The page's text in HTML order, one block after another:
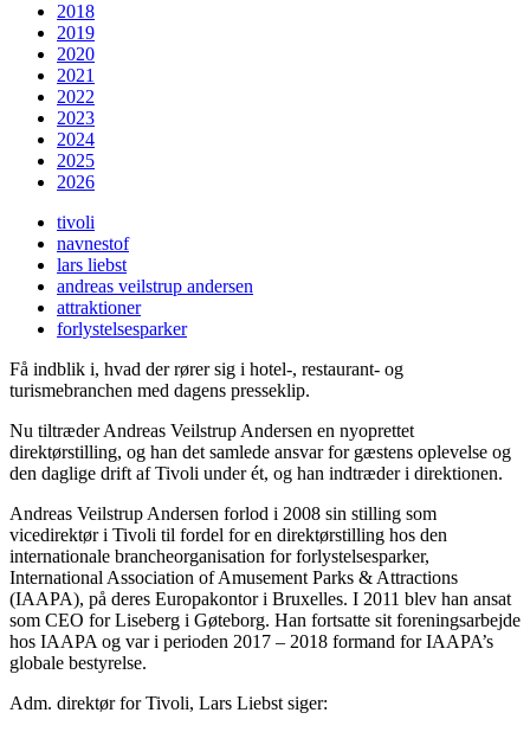
2018
2019
2020
2021
2022
2023
2024
2025
2026
tivoli
navnestof
lars liebst
andreas veilstrup andersen
attraktioner
forlystelsesparker
Få indblik i, hvad der rører sig i hotel-, restaurant- og
turismebranchen med dagens presseklip.
Nu tiltræder Andreas Veilstrup Andersen en nyoprettet
direktørstilling, og han det samlede ansvar for gæstens oplevelse og
den daglige drift af Tivoli under ét, og han indtræder i direktionen.
Andreas Veilstrup Andersen forlod i 2008 sin stilling som
vicedirektør i Tivoli til fordel for en direktørstilling hos den
internationale brancheorganisation for forlystelsesparker,
International Association of Amusement Parks & Attractions
(IAAPA), på deres Europakontor i Bruxelles. I 2011 blev han ansat
som CEO for Liseberg i Gøteborg. Han fortsatte sit foreningsarbejde
hos IAAPA og var i perioden 2017 – 2018 formand for IAAPA’s
globale bestyrelse.
Adm. direktør for Tivoli, Lars Liebst siger: